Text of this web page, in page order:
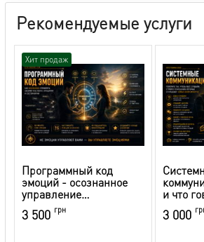
Рекомендуемые услуги
Хит продаж
Программный код
эмоций - осознанное
управление
эмоциональной сферой
3 500 грн
и что
3 000